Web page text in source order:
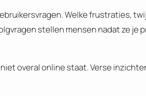
Welke frustraties,
stellen mensen nadat ze je
overal online staat. Verse